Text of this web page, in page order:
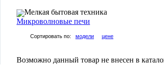
Мелкая бытовая техника
Микроволновые печи
Сортировать по: модели цене
Возможно данный товар не внесен в